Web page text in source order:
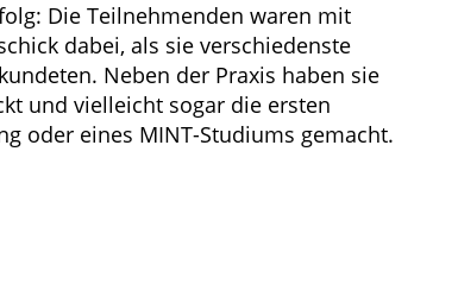
Die Teilnehmenden waren mit
dabei, als sie verschiedenste
Neben der Praxis haben sie
und vielleicht sogar die ersten
oder eines MINT-Studiums gemacht.